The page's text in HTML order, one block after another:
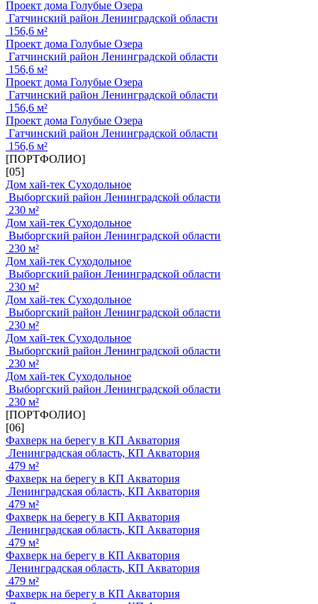
Проект дома Голубые Озера
Гатчинский район Ленинградской области
156,6 м²
Проект дома Голубые Озера
Гатчинский район Ленинградской области
156,6 м²
Проект дома Голубые Озера
Гатчинский район Ленинградской области
156,6 м²
Проект дома Голубые Озера
Гатчинский район Ленинградской области
156,6 м²
[ПОРТФОЛИО]
[05]
Дом хай-тек Суходольное
Выборгский район Ленинградской области
230 м²
Дом хай-тек Суходольное
Выборгский район Ленинградской области
230 м²
Дом хай-тек Суходольное
Выборгский район Ленинградской области
230 м²
Дом хай-тек Суходольное
Выборгский район Ленинградской области
230 м²
Дом хай-тек Суходольное
Выборгский район Ленинградской области
230 м²
Дом хай-тек Суходольное
Выборгский район Ленинградской области
230 м²
[ПОРТФОЛИО]
[06]
Фахверк на берегу в КП Акватория
Ленинградская область, КП Акватория
479 м²
Фахверк на берегу в КП Акватория
Ленинградская область, КП Акватория
479 м²
Фахверк на берегу в КП Акватория
Ленинградская область, КП Акватория
479 м²
Фахверк на берегу в КП Акватория
Ленинградская область, КП Акватория
479 м²
Фахверк на берегу в КП Акватория